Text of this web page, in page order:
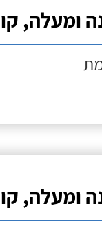
ומעלה,
ומעלה,